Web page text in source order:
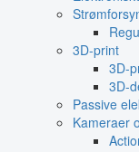
3D-print
3D-
3D-
Passive
Kameraer